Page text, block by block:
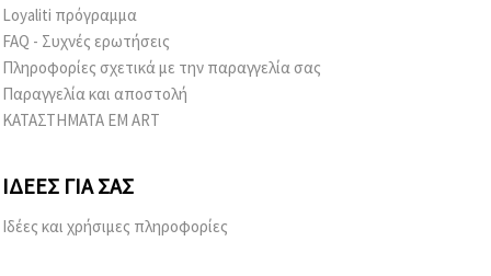
Loyaliti πρόγραμμα
FAQ - Συχνές ερωτήσεις
Πληροφορίες σχετικά με την παραγγελία σας
Παραγγελία και αποστολή
ΚΑΤΑΣΤΗΜΑΤΑ EM ART
ΙΔΈΕΣ ΓΙΑ ΣΑΣ
Ιδέες και χρήσιμες πληροφορίες